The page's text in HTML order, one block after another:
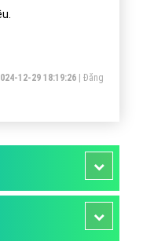
12-29 18:19:26|Đăng